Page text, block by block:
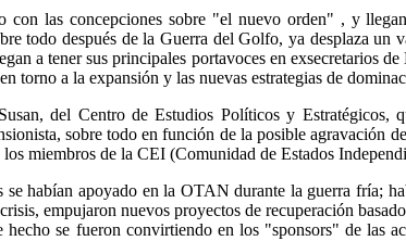
las concepciones sobre "el nuevo orden" , y
todo después de la Guerra del Golfo, ya desplaza un
a tener sus principales portavoces en exsecretarios
torno a la expansión y las nuevas estrategias de
del Centro de Estudios Políticos y Estratégicos,
sobre todo en función de la posible agravación
miembros de la CEI (Comunidad de Estados
habían apoyado en la OTAN durante la guerra fría;
empujaron nuevos proyectos de recuperación
se fueron convirtiendo en los "sponsors" de las